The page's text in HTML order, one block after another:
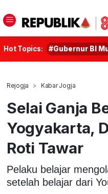
Hot Topics: #Gubernur BI
Rejogja Kabar Jogja
Selai Ganja
Yogyakarta,
Roti Tawar
Pelaku belajar
setelah belajar dari